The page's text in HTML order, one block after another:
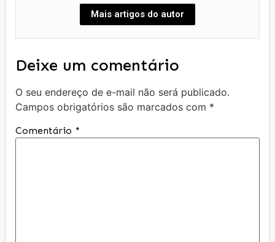
Mais artigos do autor
Deixe um comentário
O seu endereço de e-mail não será publicado.
Campos obrigatórios são marcados com *
Comentário *